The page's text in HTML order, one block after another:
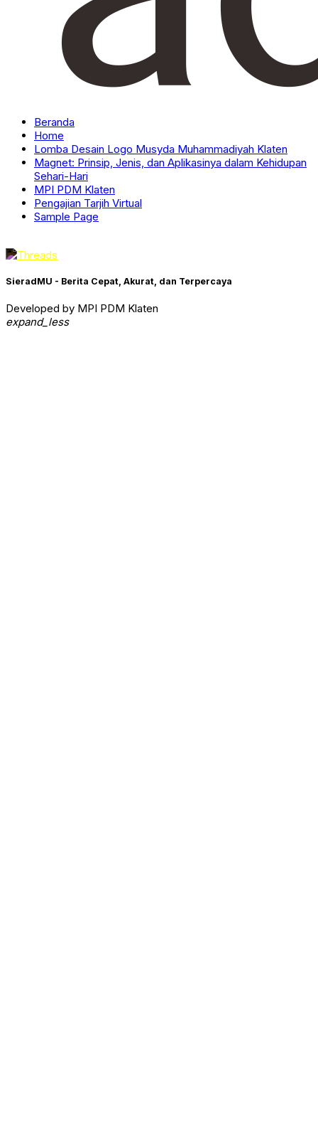
Beranda
Home
Lomba Desain Logo Musyda Muhammadiyah Klaten
Magnet: Prinsip, Jenis, dan Aplikasinya dalam Kehidupan
Sehari-Hari
MPI PDM Klaten
Pengajian Tarjih Virtual
Sample Page
SieradMU - Berita Cepat, Akurat, dan Terpercaya
Developed by MPI PDM Klaten
expand_less